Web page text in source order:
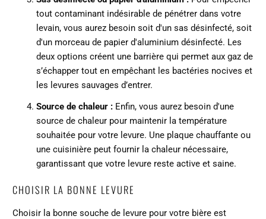
tout contaminant indésirable de pénétrer dans votre
levain, vous aurez besoin soit d'un sas désinfecté, soit
d'un morceau de papier d'aluminium désinfecté. Les
deux options créent une barrière qui permet aux gaz de
s’échapper tout en empêchant les bactéries nocives et
les levures sauvages d’entrer.
Source de chaleur : Enfin, vous aurez besoin d'une
source de chaleur pour maintenir la température
souhaitée pour votre levure. Une plaque chauffante ou
une cuisinière peut fournir la chaleur nécessaire,
garantissant que votre levure reste active et saine.
CHOISIR LA BONNE LEVURE
Choisir la bonne souche de levure pour votre bière est